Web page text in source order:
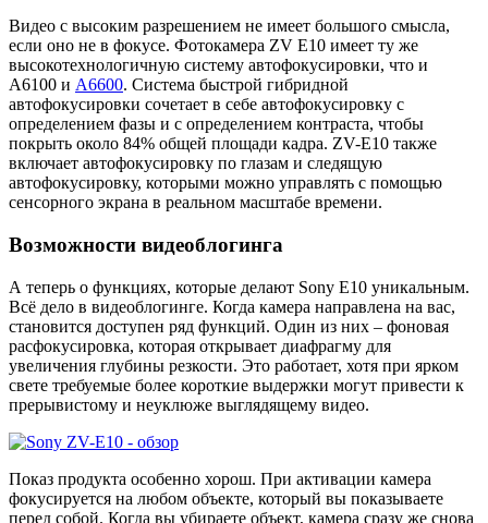
Видео с высоким разрешением не имеет большого смысла,
если оно не в фокусе. Фотокамера ZV E10 имеет ту же
высокотехнологичную систему автофокусировки, что и
A6100 и A6600. Система быстрой гибридной
автофокусировки сочетает в себе автофокусировку с
определением фазы и с определением контраста, чтобы
покрыть около 84% общей площади кадра. ZV-E10 также
включает автофокусировку по глазам и следящую
автофокусировку, которыми можно управлять с помощью
сенсорного экрана в реальном масштабе времени.
Возможности видеоблогинга
А теперь о функциях, которые делают Sony E10 уникальным.
Всё дело в видеоблогинге. Когда камера направлена на вас,
становится доступен ряд функций. Один из них – фоновая
расфокусировка, которая открывает диафрагму для
увеличения глубины резкости. Это работает, хотя при ярком
свете требуемые более короткие выдержки могут привести к
прерывистому и неуклюже выглядящему видео.
Показ продукта особенно хорош. При активации камера
фокусируется на любом объекте, который вы показываете
перед собой. Когда вы убираете объект, камера сразу же снова